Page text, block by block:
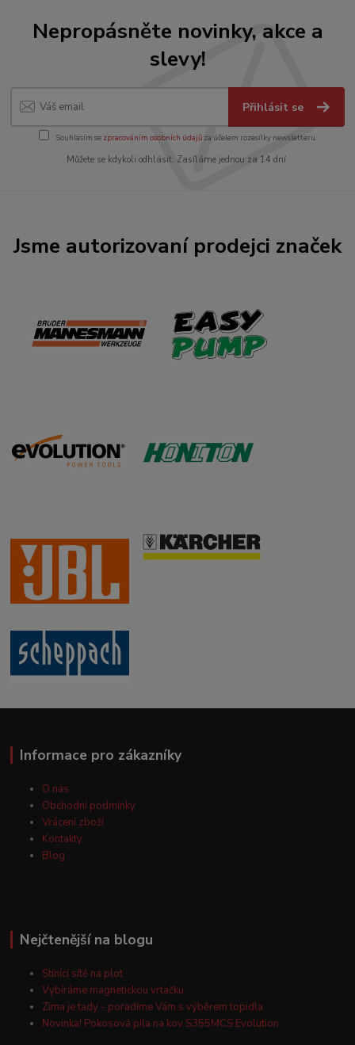
Nepropásněte novinky, akce a
slevy!
Přihlásit se
Souhlasím se zpracováním osobních údajůza účelem rozesílky newsletteru.
Můžete se kdykoli odhlásit. Zasíláme jednou za 14 dní.
Jsme autorizovaní prodejci značek
Informace pro zákazníky
O nás
Obchodní podmínky
Vrácení zboží
Kontakty
Blog
Nejčtenější na blogu
Stínící sítě na plot
Vybíráme magnetickou vrtačku
Zima je tady - poradíme Vám s výběrem topidla
Novinka! Pokosová pila na kov S355MCS Evolution